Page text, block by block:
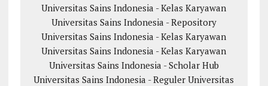
Universitas Sains Indonesia - Kelas Karyawan
Universitas Sains Indonesia - Repository
Universitas Sains Indonesia - Kelas Karyawan
Universitas Sains Indonesia - Kelas Karyawan
Universitas Sains Indonesia - Scholar Hub
Universitas Sains Indonesia - Reguler Universitas